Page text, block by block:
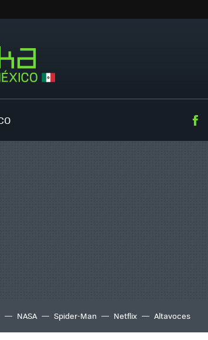
NASA Spider-Man Netflix Altavoces